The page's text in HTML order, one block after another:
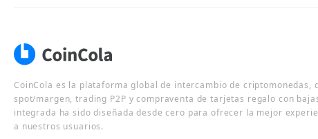
CoinCola es la plataforma global de intercambio de criptomonedas,
spot/margen, trading P2P y compraventa de tarjetas regalo con
integrada ha sido diseñada desde cero para ofrecer la mejor
a nuestros usuarios.